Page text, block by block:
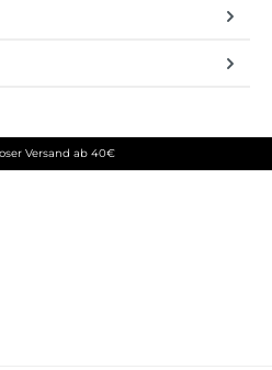
Versand ab 40€